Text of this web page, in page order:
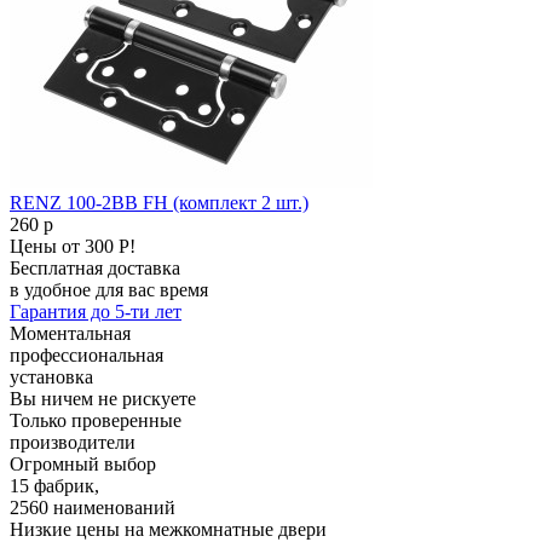
RENZ 100-2ВВ FH (комплект 2 шт.)
260 p
Цены от 300 Р!
Бесплатная доставка
в удобное для вас время
Гарантия до 5-ти лет
Моментальная
профессиональная
установка
Вы ничем не рискуете
Только проверенные
производители
Огромный выбор
15 фабрик,
2560 наименований
Низкие цены на межкомнатные двери